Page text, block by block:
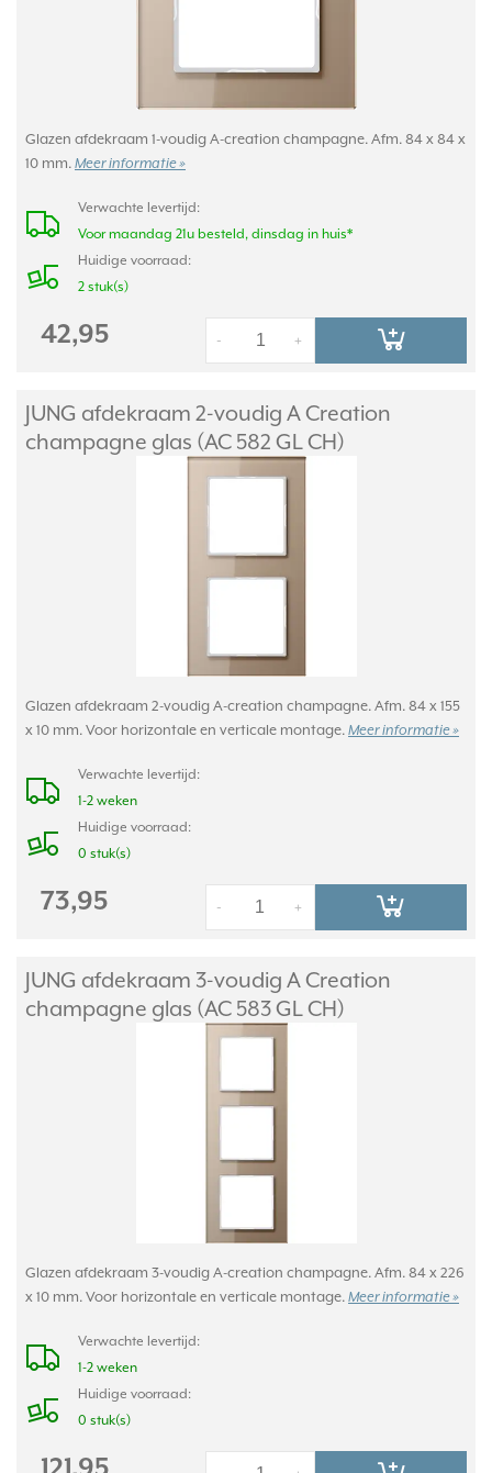
Glazen afdekraam 1-voudig A-creation champagne. Afm. 84 x 84 x
10 mm. Meer informatie »
Verwachte levertijd:
Voor maandag 21u besteld, dinsdag in huis*
Huidige voorraad:
2 stuk(s)
42,95 +
-
JUNG afdekraam 2-voudig A Creation
champagne glas (AC 582 GL CH)
Glazen afdekraam 2-voudig A-creation champagne. Afm. 84 x 155
x 10 mm. Voor horizontale en verticale montage. Meer informatie »
Verwachte levertijd:
1-2 weken
Huidige voorraad:
0 stuk(s)
73,95 +
-
JUNG afdekraam 3-voudig A Creation
champagne glas (AC 583 GL CH)
Glazen afdekraam 3-voudig A-creation champagne. Afm. 84 x 226
x 10 mm. Voor horizontale en verticale montage. Meer informatie »
Verwachte levertijd:
1-2 weken
Huidige voorraad:
0 stuk(s)